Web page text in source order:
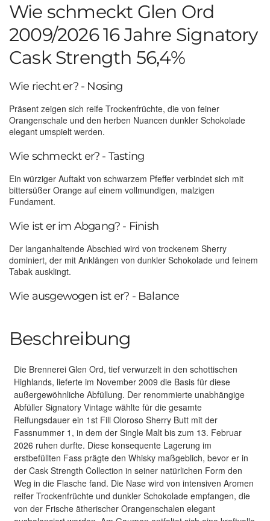
Wie schmeckt Glen Ord
2009/2026 16 Jahre Signatory
Cask Strength 56,4%
Wie riecht er? - Nosing
Präsent zeigen sich reife Trockenfrüchte, die von feiner
Orangenschale und den herben Nuancen dunkler Schokolade
elegant umspielt werden.
Wie schmeckt er? - Tasting
Ein würziger Auftakt von schwarzem Pfeffer verbindet sich mit
bittersüßer Orange auf einem vollmundigen, malzigen
Fundament.
Wie ist er im Abgang? - Finish
Der langanhaltende Abschied wird von trockenem Sherry
dominiert, der mit Anklängen von dunkler Schokolade und feinem
Tabak ausklingt.
Wie ausgewogen ist er? - Balance
Beschreibung
Die Brennerei Glen Ord, tief verwurzelt in den schottischen
Highlands, lieferte im November 2009 die Basis für diese
außergewöhnliche Abfüllung. Der renommierte unabhängige
Abfüller Signatory Vintage wählte für die gesamte
Reifungsdauer ein 1st Fill Oloroso Sherry Butt mit der
Fassnummer 1, in dem der Single Malt bis zum 13. Februar
2026 ruhen durfte. Diese konsequente Lagerung im
erstbefüllten Fass prägte den Whisky maßgeblich, bevor er in
der Cask Strength Collection in seiner natürlichen Form den
Weg in die Flasche fand. Die Nase wird von intensiven Aromen
reifer Trockenfrüchte und dunkler Schokolade empfangen, die
von der Frische ätherischer Orangenschalen elegant